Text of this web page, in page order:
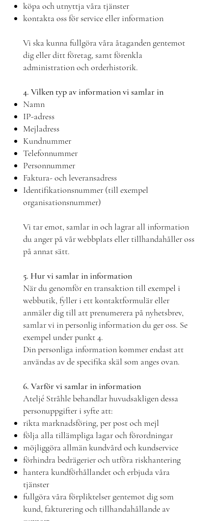
köpa och utnyttja våra tjänster
kontakta oss för service eller information
Vi ska kunna fullgöra våra åtaganden gentemot
dig eller ditt företag, samt förenkla
administration och orderhistorik.
4. Vilken typ av information vi samlar in
Namn
IP-adress
Mejladress
Kundnummer
Telefonnummer
Personnummer
Faktura- och leveransadress
Identifikationsnummer (till exempel
organisationsnummer)
Vi tar emot, samlar in och lagrar all information
du anger på vår webbplats eller tillhandahåller oss
på annat sätt.
5. Hur vi samlar in information
När du genomför en transaktion till exempel i
webbutik, fyller i ett kontaktformulär eller
anmäler dig till att prenumerera på nyhetsbrev,
samlar vi in personlig information du ger oss. Se
exempel under punkt 4.
Din personliga information kommer endast att
användas av de specifika skäl som anges ovan.
6. Varför vi samlar in information
Ateljé Stråhle behandlar huvudsakligen dessa
personuppgifter i syfte att:
rikta marknadsföring, per post och mejl
följa alla tillämpliga lagar och förordningar
möjliggöra allmän kundvård och kundservice
förhindra bedrägerier och utföra riskhantering
hantera kundförhållandet och erbjuda våra
tjänster
fullgöra våra förpliktelser gentemot dig som
kund, fakturering och tillhandahållande av